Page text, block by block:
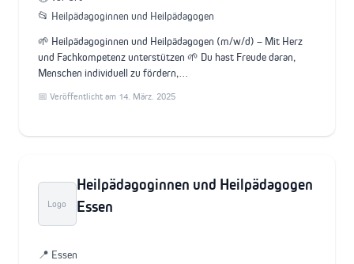
📂 Heilpädagoginnen und Heilpädagogen
🌱 Heilpädagoginnen und Heilpädagogen (m/w/d) – Mit Herz
und Fachkompetenz unterstützen 🌱 Du hast Freude daran,
Menschen individuell zu fördern,…
📅 Veröffentlicht am 14. März. 2025
Logo
Heilpädagoginnen und Heilpädagogen
Essen
📍 Essen